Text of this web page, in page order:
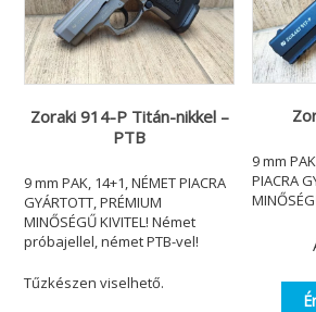
Zoraki 914-P Titán-nikkel –
PTB
9 mm PAK, 14+1, NÉMET PIACRA
GYÁRTOTT, PRÉMIUM
MINŐSÉGŰ KIVITEL! Német
próbajellel, német PTB-vel!
Tűzkészen viselhető.
9 mm
PIACRA